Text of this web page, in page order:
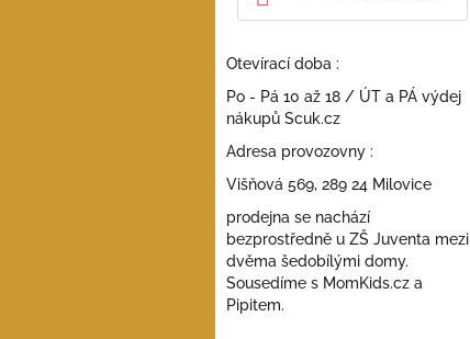
Otevírací doba :
Po - Pá 10 až 18 / ÚT a PÁ výdej
nákupů Scuk.cz
Adresa provozovny :
Višňová 569, 289 24 Milovice
prodejna se nachází
bezprostředně u ZŠ Juventa mezi
dvěma šedobílými domy.
Sousedíme s MomKids.cz a
Pipitem.